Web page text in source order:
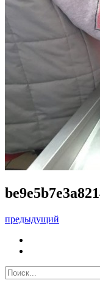
предыдущий